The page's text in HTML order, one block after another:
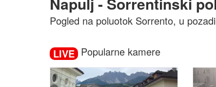
Pogled na poluotok Sorrento, u
LIVE Popularne kamere